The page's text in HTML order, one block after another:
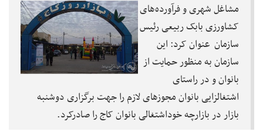
مشاغل شهری و فرآورده‌های
کشاورزی بابک ربیعی رئیس
سازمان عنوان کرد: این
سازمان به منظور حمایت از
بانوان و در راستای
اشتغالزایی بانوان مجوزهای لازم را جهت برگزاری دوشنبه
بازار در بازارچه خوداشتغالی بانوان کاج را صادرکرد.